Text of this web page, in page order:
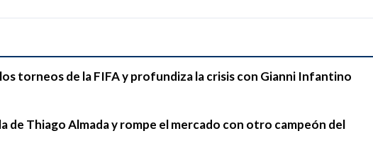
torneos de la FIFA y profundiza la crisis con Gianni Infantino
de Thiago Almada y rompe el mercado con otro campeón del